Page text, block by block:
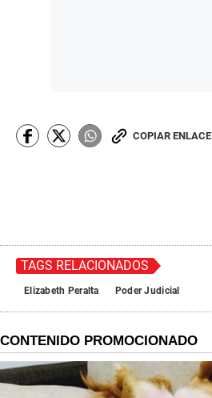
COPIAR ENLACE
TAGS RELACIONADOS
Elizabeth Peralta Poder Judicial